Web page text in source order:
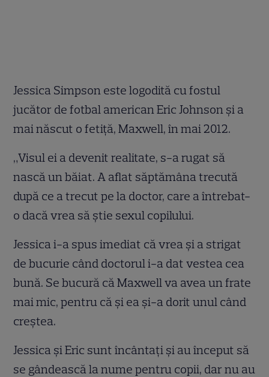
Jessica Simpson este logodită cu fostul
jucător de fotbal american Eric Johnson şi a
mai născut o fetiţă, Maxwell, în mai 2012.
„Visul ei a devenit realitate, s-a rugat să
nască un băiat. A aflat săptămâna trecută
după ce a trecut pe la doctor, care a întrebat-
o dacă vrea să ştie sexul copilului.
Jessica i-a spus imediat că vrea şi a strigat
de bucurie când doctorul i-a dat vestea cea
bună. Se bucură că Maxwell va avea un frate
mai mic, pentru că şi ea şi-a dorit unul când
creştea.
Jessica şi Eric sunt încântaţi şi au început să
se gândească la nume pentru copii, dar nu au